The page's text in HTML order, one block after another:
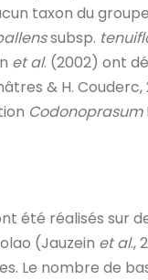
taxon du groupe
subsp.
et al. (2002) ont
& H.
Codonoprasum
été réalisés sur
(Jauzein et al.,
Le nombre de